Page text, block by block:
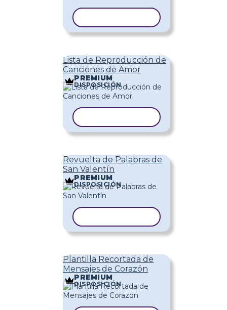
Lista de Reproducción de
Canciones de Amor
PREMIUM
DISPOSICIÓN
Revuelta de Palabras de
San Valentín
PREMIUM
DISPOSICIÓN
Plantilla Recortada de
Mensajes de Corazón
PREMIUM
DISPOSICIÓN